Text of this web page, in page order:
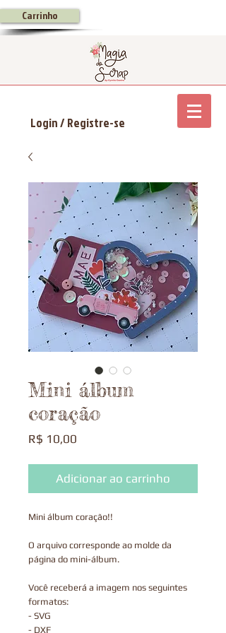
Carrinho
Login / Registre-se
Mini álbum
coração
R$ 10,00
Adicionar ao carrinho
Mini álbum coração!!
O arquivo corresponde ao molde da
página do mini-álbum.
Você receberá a imagem nos seguintes
formatos:
- SVG
- DXF